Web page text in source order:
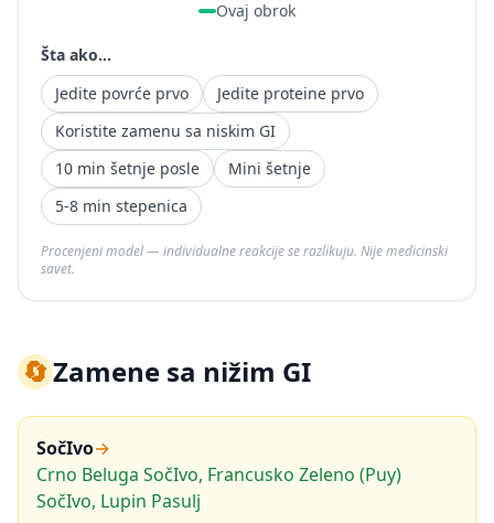
Ovaj obrok
Šta ako...
Jedite povrće prvo
Jedite proteine prvo
Koristite zamenu sa niskim GI
10 min šetnje posle
Mini šetnje
5-8 min stepenica
Procenjeni model — individualne reakcije se razlikuju. Nije medicinski
savet.
🔄Zamene sa nižim GI
SočIvo→
Crno Beluga SočIvo, Francusko Zeleno (Puy)
SočIvo, Lupin Pasulj